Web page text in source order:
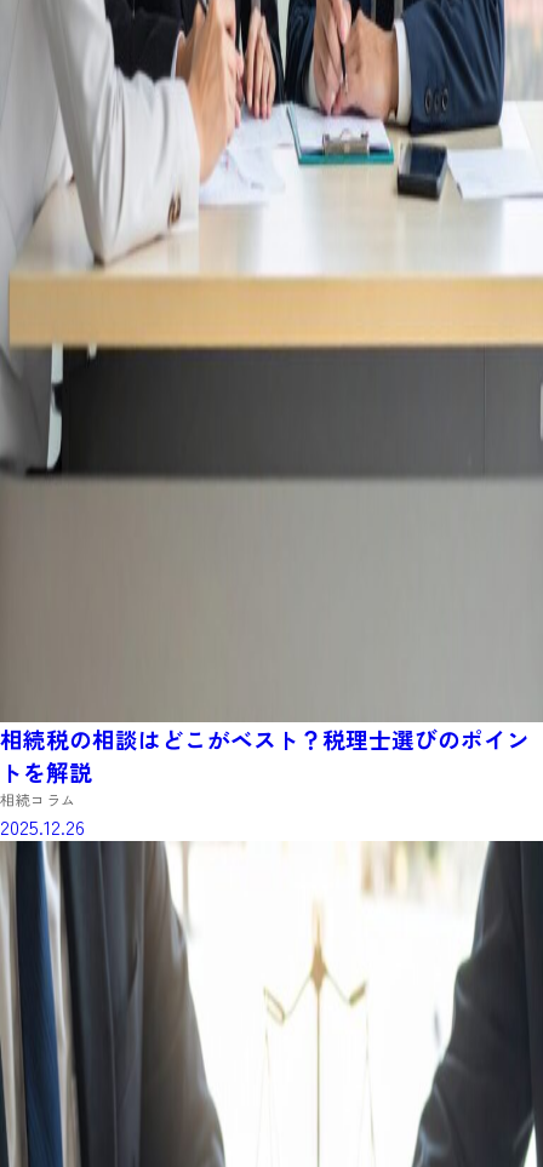
相続税の相談はどこがベスト？税理士選びのポイン
トを解説
相続コラム
2025.12.26